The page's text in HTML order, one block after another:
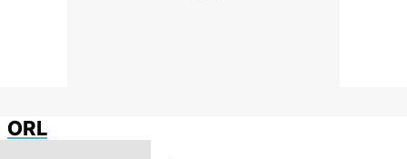
ORL